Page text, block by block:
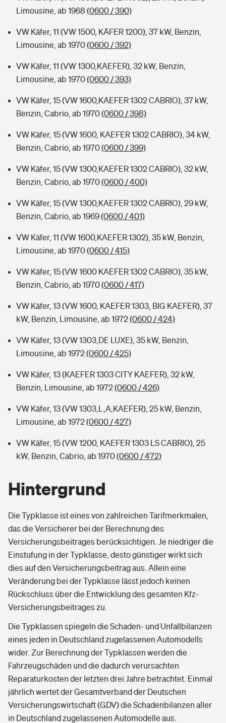
Limousine, ab 1968 (0600 / 390)
VW Käfer, 11 (VW 1500, KÄFER 1200), 37 kW, Benzin,
Limousine, ab 1970(0600 / 392)
VW Käfer, 11 (VW 1300,KAEFER), 32 kW, Benzin,
Limousine, ab 1970(0600 / 393)
VW Käfer, 15 (VW 1600,KAEFER 1302 CABRIO), 37 kW,
Benzin, Cabrio, ab 1970(0600 / 398)
VW Käfer, 15 (VW 1600, KAEFER 1302 CABRIO), 34 kW,
Benzin, Cabrio, ab 1970(0600 / 399)
VW Käfer, 15 (VW 1300,KAEFER 1302 CABRIO), 32 kW,
Benzin, Cabrio, ab 1970(0600 / 400)
VW Käfer, 15 (VW 1300,KAEFER 1302 CABRIO), 29 kW,
Benzin, Cabrio, ab 1969(0600 / 401)
VW Käfer, 11 (VW 1600,KAEFER 1302), 35 kW, Benzin,
Limousine, ab 1970(0600 / 415)
VW Käfer, 15 (VW 1600 KAEFER 1302 CABRIO), 35 kW,
Benzin, Cabrio, ab 1970(0600 / 417)
VW Käfer, 13 (VW 1600, KAEFER 1303, BIG KAEFER), 37
kW, Benzin, Limousine, ab 1972(0600 / 424)
VW Käfer, 13 (VW 1303,DE LUXE), 35 kW, Benzin,
Limousine, ab 1972(0600 / 425)
VW Käfer, 13 (KAEFER 1303 CITY KAEFER), 32 kW,
Benzin, Limousine, ab 1972(0600 / 426)
VW Käfer, 13 (VW 1303,L,A,KAEFER), 25 kW, Benzin,
Limousine, ab 1972(0600 / 427)
VW Käfer, 15 (VW 1200, KAEFER 1303 LS CABRIO), 25
kW, Benzin, Cabrio, ab 1970(0600 / 472)
Hintergrund
Die Typklasse ist eines von zahlreichen Tarifmerkmalen,
das die Versicherer bei der Berechnung des
Versicherungsbeitrages berücksichtigen. Je niedriger die
Einstufung in der Typklasse, desto günstiger wirkt sich
dies auf den Versicherungsbeitrag aus. Allein eine
Veränderung bei der Typklasse lässt jedoch keinen
Rückschluss über die Entwicklung des gesamten Kfz-
Versicherungsbeitrages zu.
Die Typklassen spiegeln die Schaden- und Unfallbilanzen
eines jeden in Deutschland zugelassenen Automodells
wider. Zur Berechnung der Typklassen werden die
Fahrzeugschäden und die dadurch verursachten
Reparaturkosten der letzten drei Jahre betrachtet. Einmal
jährlich wertet der Gesamtverband der Deutschen
Versicherungswirtschaft (GDV) die Schadenbilanzen aller
in Deutschland zugelassenen Automodelle aus.